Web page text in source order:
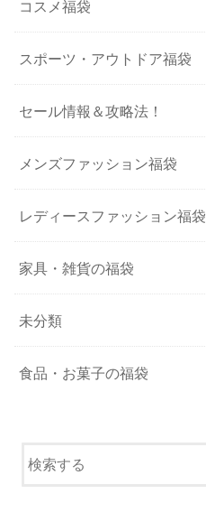
コスメ福袋
スポーツ・アウトドア福袋
セール情報＆攻略法！
メンズファッション福袋
レディースファッション福袋
家具・雑貨の福袋
未分類
食品・お菓子の福袋